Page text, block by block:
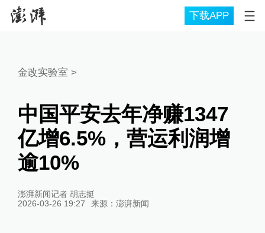
下载APP
金改实验室 >
中国平安去年净赚1347
亿增6.5%，营运利润增
逾10%
澎湃新闻记者 胡志挺
2026-03-26 19:27
来源： 澎湃新闻